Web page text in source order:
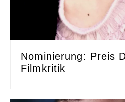
Nominierung: Preis
Filmkritik